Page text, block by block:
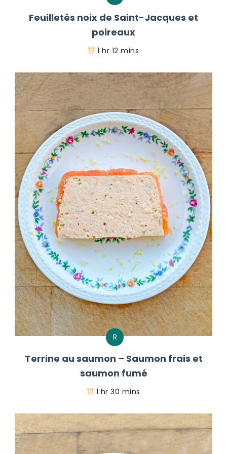
Feuilletés noix de Saint-Jacques et
poireaux
1 hr 12 mins
R
Terrine au saumon – Saumon frais et
saumon fumé
1 hr 30 mins